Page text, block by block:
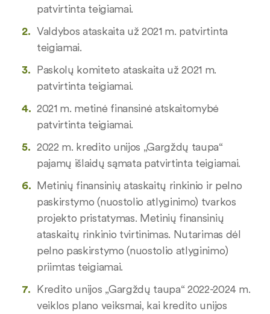
patvirtinta teigiamai.
Valdybos ataskaita už 2021 m. patvirtinta
teigiamai.
Paskolų komiteto ataskaita už 2021 m.
patvirtinta teigiamai.
2021 m. metinė finansinė atskaitomybė
patvirtinta teigiamai.
2022 m. kredito unijos „Gargždų taupa“
pajamų išlaidų sąmata patvirtinta teigiamai.
Metinių finansinių ataskaitų rinkinio ir pelno
paskirstymo (nuostolio atlyginimo) tvarkos
projekto pristatymas. Metinių finansinių
ataskaitų rinkinio tvirtinimas. Nutarimas dėl
pelno paskirstymo (nuostolio atlyginimo)
priimtas teigiamai.
Kredito unijos „Gargždų taupa“ 2022-2024 m.
veiklos plano veiksmai, kai kredito unijos